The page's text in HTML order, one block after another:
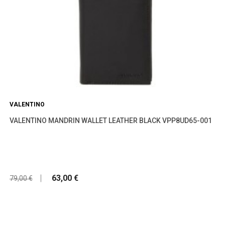
VALENTINO
VALENTINO MANDRIN WALLET LEATHER BLACK VPP8UD65-001
79,00 € 63,00 €